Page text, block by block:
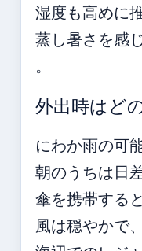
湿度も高めに
蒸し暑さを感
。
外出時はど
にわか雨の可
朝のうちは日
傘を携帯する
風は穏やかで、